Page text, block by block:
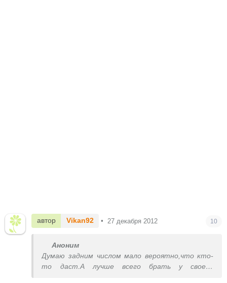
автор Vikan92 • 27 декабря 2012 10
Аноним
Думаю задним числом мало вероятно,что кто-
то даст.А лучше всего брать у своего